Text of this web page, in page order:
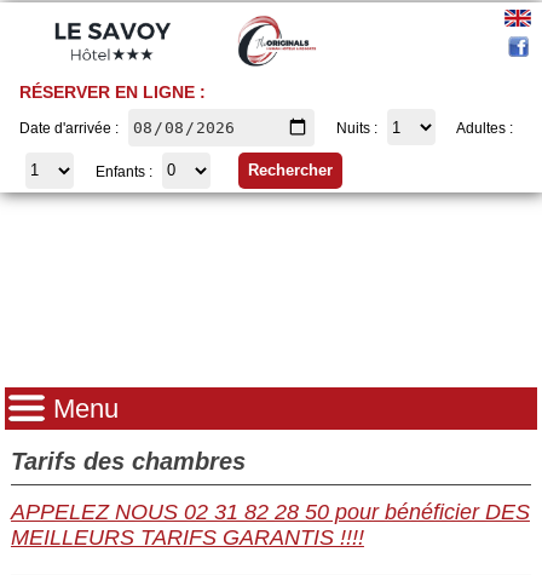
RÉSERVER EN LIGNE :
Date d'arrivée : Nuits : Adultes :
Enfants :
Menu
Tarifs des chambres
APPELEZ NOUS 02 31 82 28 50 pour bénéficier DES
MEILLEURS TARIFS GARANTIS !!!!